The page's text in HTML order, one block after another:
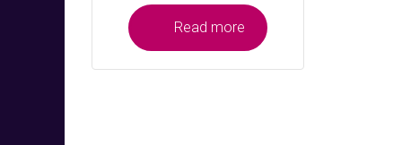
Read more